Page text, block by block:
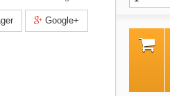
Google+